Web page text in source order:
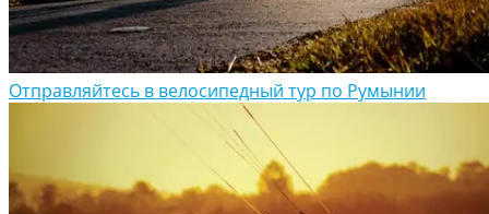
Отправляйтесь в велосипедный тур по Румынии